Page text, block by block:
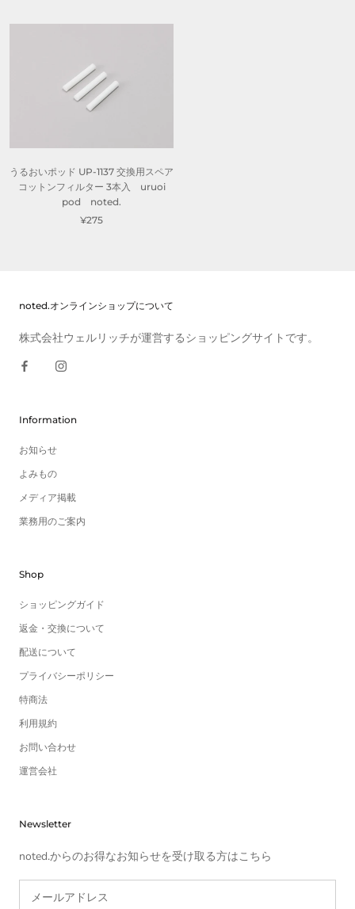
うるおいポッド UP-1137 交換用スペア
コットンフィルター 3本入 uruoi
pod noted.
¥275
noted.オンラインショップについて
株式会社ウェルリッチが運営するショッピングサイトです。
Information
お知らせ
よみもの
メディア掲載
業務用のご案内
Shop
ショッピングガイド
返金・交換について
配送について
プライバシーポリシー
特商法
利用規約
お問い合わせ
運営会社
Newsletter
noted.からのお得なお知らせを受け取る方はこちら